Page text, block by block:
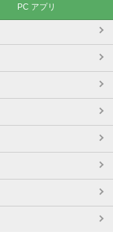
PC アプリ